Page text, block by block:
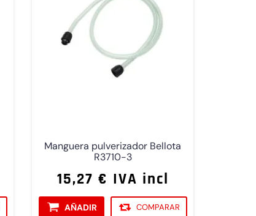
Manguera pulverizador Bellota
R3710-3
15,27 € IVA incl
AÑADIR COMPARAR